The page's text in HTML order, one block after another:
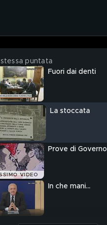
stessa puntata
Fuori dai denti
La stoccata
VIDEO
Prove di Governo
In che mani...